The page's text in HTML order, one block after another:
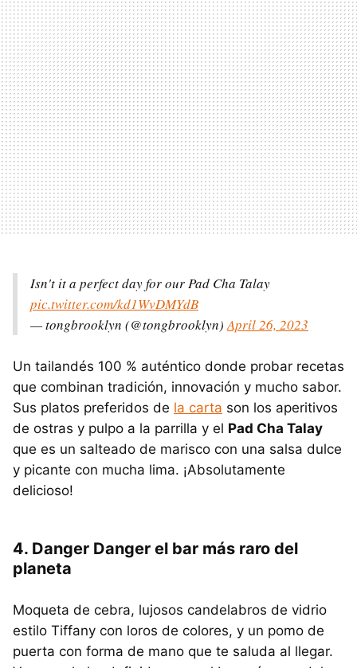
Isn't it a perfect day for our Pad Cha Talay
pic.twitter.com/kd1WvDMYdB
— tongbrooklyn (@tongbrooklyn)April 26, 2023
Un tailandés 100 % auténtico donde probar recetas
que combinan tradición, innovación y mucho sabor.
Sus platos preferidos de la carta son los aperitivos
de ostras y pulpo a la parrilla y el Pad Cha Talay
que es un salteado de marisco con una salsa dulce
y picante con mucha lima. ¡Absolutamente
delicioso!
4. Danger Danger el bar más raro del
planeta
Moqueta de cebra, lujosos candelabros de vidrio
estilo Tiffany con loros de colores, y un pomo de
puerta con forma de mano que te saluda al llegar.